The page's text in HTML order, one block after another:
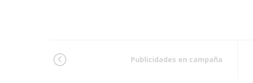
Publicidades en campaña